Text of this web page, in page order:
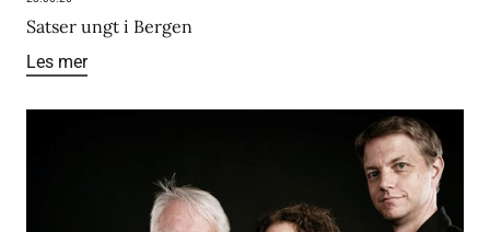
Satser ungt i Bergen
Les mer